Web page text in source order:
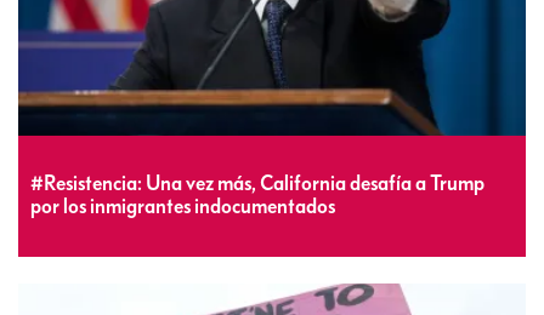
#Resistencia: Una vez más, California desafía a Trump
por los inmigrantes indocumentados